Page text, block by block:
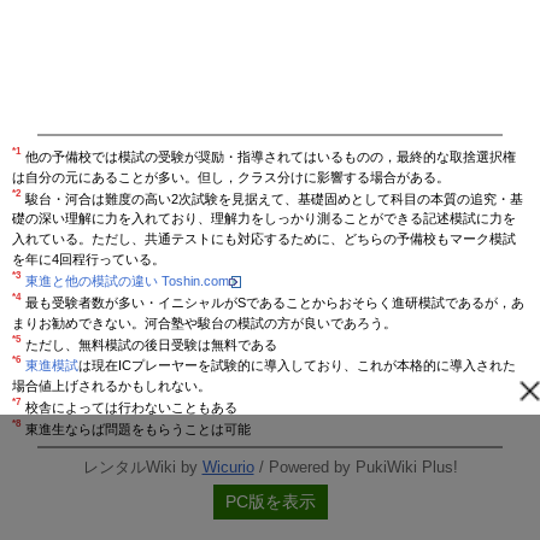
*1 他の予備校では模試の受験が奨励・指導されてはいるものの，最終的な取捨選択権
は自分の元にあることが多い。但し，クラス分けに影響する場合がある。
*2 駿台・河合は難度の高い2次試験を見据えて、基礎固めとして科目の本質の追究・基
礎の深い理解に力を入れており、理解力をしっかり測ることができる記述模試に力を
入れている。ただし、共通テストにも対応するために、どちらの予備校もマーク模試
を年に4回程行っている。
*3 東進と他の模試の違い Toshin.com
*4 最も受験者数が多い・イニシャルがSであることからおそらく進研模試であるが，あ
まりお勧めできない。河合塾や駿台の模試の方が良いであろう。
*5 ただし、無料模試の後日受験は無料である
*6 東進模試は現在ICプレーヤーを試験的に導入しており、これが本格的に導入された
場合値上げされるかもしれない。
*7 校舎によっては行わないこともある
*8 東進生ならば問題をもらうことは可能
レンタルWiki by Wicurio/ Powered by PukiWiki Plus!
PC版を表示